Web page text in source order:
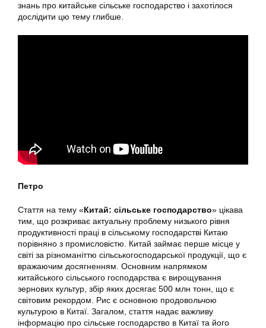
знань про китайське сільське господарство і захотілося
дослідити цю тему глибше.
Петро
Стаття на тему «Китай: сільське господарство» цікава
тим, що розкриває актуальну проблему низького рівня
продуктивності праці в сільському господарстві Китаю
порівняно з промисловістю. Китай займає перше місце у
світі за різноманіттю сільськогосподарської продукції, що є
вражаючим досягненням. Основним напрямком
китайського сільського господарства є вирощування
зернових культур, збір яких досягає 500 млн тонн, що є
світовим рекордом. Рис є основною продовольчою
культурою в Китаї. Загалом, стаття надає важливу
інформацію про сільське господарство в Китаї та його